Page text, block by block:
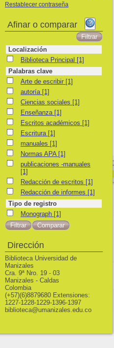
Restablecer contraseña
Afinar o comparar
Localización
Biblioteca Principal
Biblioteca Principal [1]
Palabras clave
Arte de escribir
Arte de escribir [1]
autoríaautoría [1]
Ciencias sociales
Ciencias sociales [1]
Enseñanza
Enseñanza [1]
Escritos académicos
Escritos académicos [1]
EscrituraEscritura [1]
manualesmanuales [1]
Normas APA
Normas APA [1]
publicaciones -manuales
publicaciones -manuales
[1]
Redacción de escritos
Redacción de escritos [1]
Redacción de informes
Redacción de informes [1]
Tipo de registro
Monograph
Monograph [1]
Dirección
Biblioteca Universidad de
Manizales
Cra. 9ª Nro. 19 - 03
Manizales - Caldas
Colombia
(+57)(6)8879680 Extensiones:
1227-1228-1229-1396-1397
biblioteca@umanizales.edu.co